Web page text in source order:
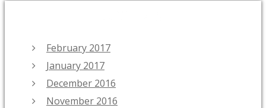
February 2017
January 2017
December 2016
November 2016